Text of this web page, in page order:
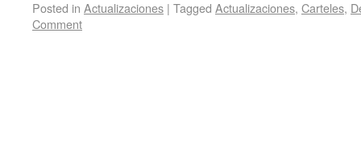
Posted in Actualizaciones | Tagged Actualizaciones, Carteles,
Comment